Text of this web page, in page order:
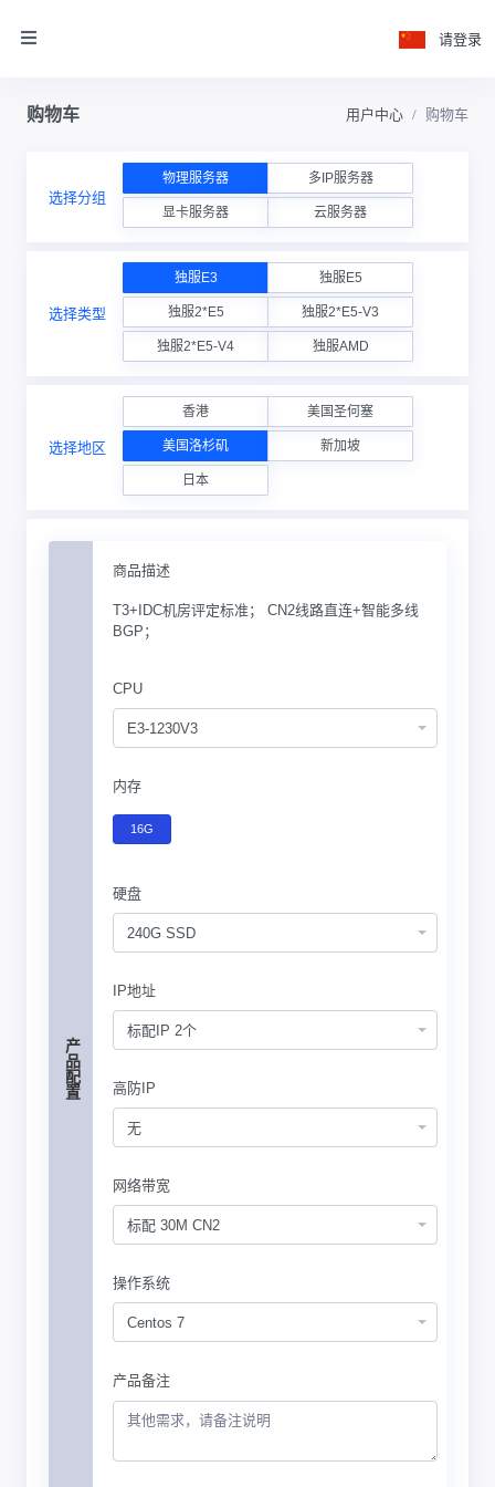
请登录
购物车 用户中心 购物车
选择分组
物理服务器 多IP服务器
显卡服务器 云服务器
选择类型
独服E3 独服E5
独服2*E5 独服2*E5-V3
独服2*E5-V4 独服AMD
选择地区
香港 美国圣何塞
美国洛杉矶 新加坡
日本
产品配置
商品描述
T3+IDC机房评定标准； CN2线路直连+智能多线
BGP；
CPU
E3-1230V3
内存
16G
硬盘
240G SSD
IP地址
标配IP 2个
高防IP
无
网络带宽
标配 30M CN2
操作系统
Centos 7
产品备注